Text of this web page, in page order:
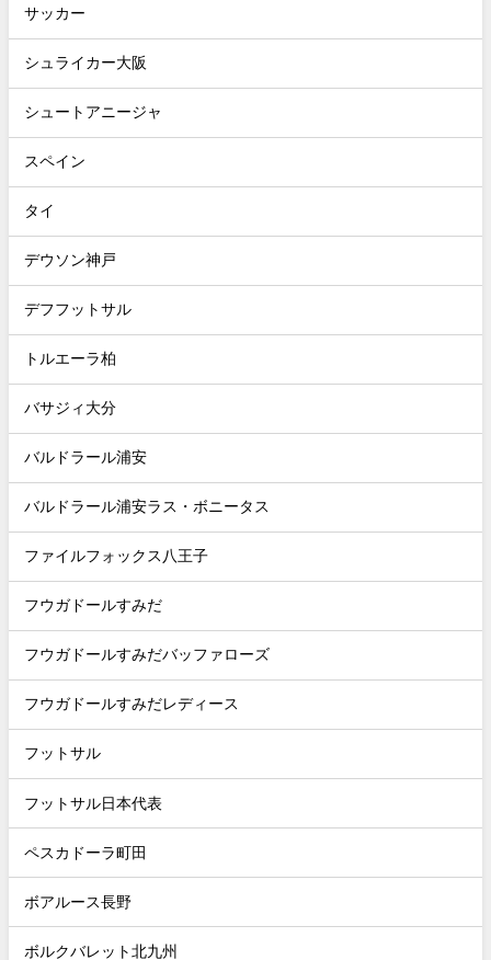
サッカー
シュライカー大阪
シュートアニージャ
スペイン
タイ
デウソン神戸
デフフットサル
トルエーラ柏
バサジィ大分
バルドラール浦安
バルドラール浦安ラス・ボニータス
ファイルフォックス八王子
フウガドールすみだ
フウガドールすみだバッファローズ
フウガドールすみだレディース
フットサル
フットサル日本代表
ペスカドーラ町田
ボアルース長野
ボルクバレット北九州